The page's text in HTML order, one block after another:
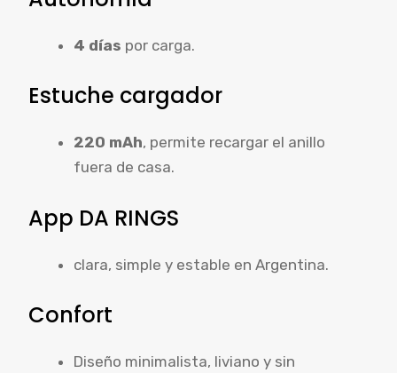
4 días por carga.
Estuche cargador
220 mAh, permite recargar el anillo
fuera de casa.
App DA RINGS
clara, simple y estable en Argentina.
Confort
Diseño minimalista, liviano y sin